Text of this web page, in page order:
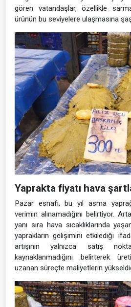
gören vatandaşlar, özellikle sarma
ürünün bu seviyelere ulaşmasına
Yaprakta fiyatı hava
Pazar esnafı, bu yıl asma
verimin alınamadığını belirtiyor.
yanı sıra hava sıcaklıklarında
yaprakların gelişimini etkilediği
artışının yalnızca satış
kaynaklanmadığını belirterek
uzanan süreçte maliyetlerin